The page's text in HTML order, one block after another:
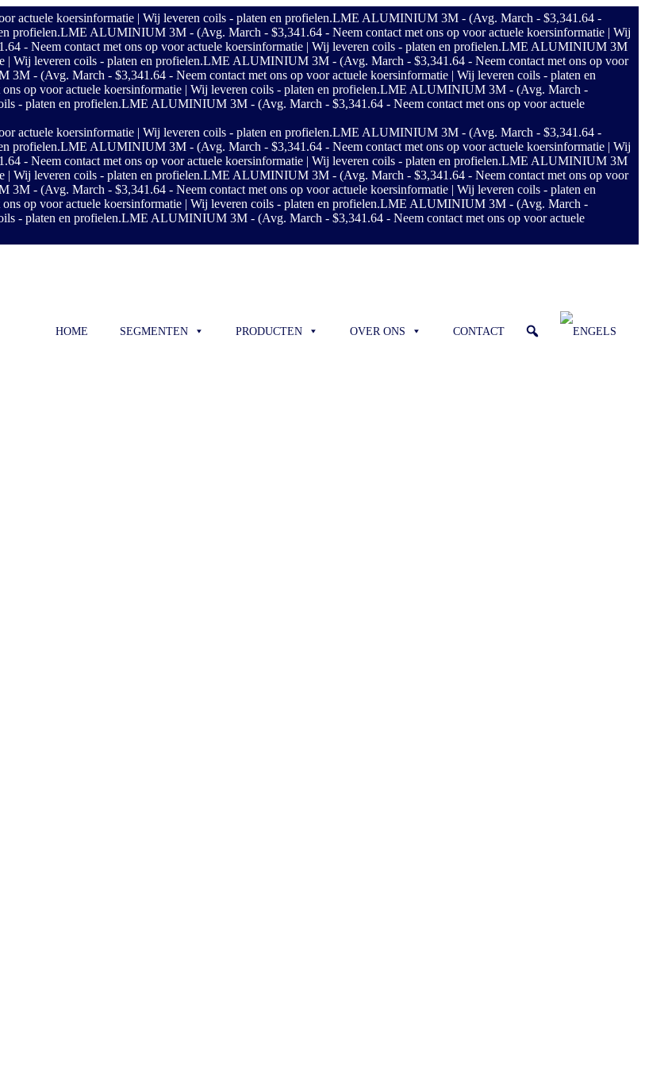
koersinformatie | Wij leveren coils - platen en profielen.LME ALUMINIUM 3M - (Avg. March - $3,341.64 -
profielen.LME ALUMINIUM 3M - (Avg. March - $3,341.64 - Neem contact met ons op voor actuele koersinformatie | Wij
- Neem contact met ons op voor actuele koersinformatie | Wij leveren coils - platen en profielen.LME ALUMINIUM 3M
| Wij leveren coils - platen en profielen.LME ALUMINIUM 3M - (Avg. March - $3,341.64 - Neem contact met ons op voor
- (Avg. March - $3,341.64 - Neem contact met ons op voor actuele koersinformatie | Wij leveren coils - platen en
op voor actuele koersinformatie | Wij leveren coils - platen en profielen.LME ALUMINIUM 3M - (Avg. March -
- platen en profielen.LME ALUMINIUM 3M - (Avg. March - $3,341.64 - Neem contact met ons op voor actuele
koersinformatie | Wij leveren coils - platen en profielen.LME ALUMINIUM 3M - (Avg. March - $3,341.64 -
profielen.LME ALUMINIUM 3M - (Avg. March - $3,341.64 - Neem contact met ons op voor actuele koersinformatie | Wij
- Neem contact met ons op voor actuele koersinformatie | Wij leveren coils - platen en profielen.LME ALUMINIUM 3M
| Wij leveren coils - platen en profielen.LME ALUMINIUM 3M - (Avg. March - $3,341.64 - Neem contact met ons op voor
- (Avg. March - $3,341.64 - Neem contact met ons op voor actuele koersinformatie | Wij leveren coils - platen en
op voor actuele koersinformatie | Wij leveren coils - platen en profielen.LME ALUMINIUM 3M - (Avg. March -
- platen en profielen.LME ALUMINIUM 3M - (Avg. March - $3,341.64 - Neem contact met ons op voor actuele
HOME SEGMENTEN PRODUCTEN OVER ONS CONTACT